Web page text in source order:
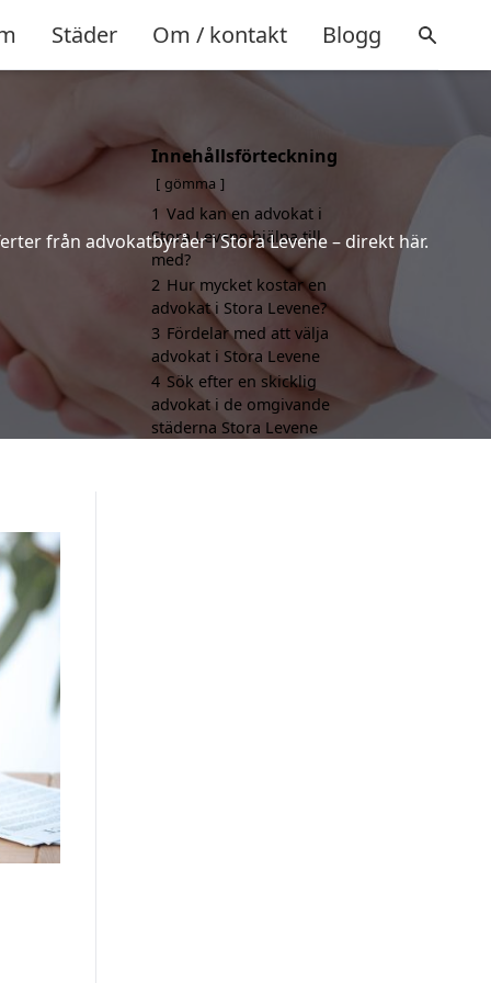
Städer Om / kontakt Blogg
från advokatbyråer i Stora Levene – direkt här.
Innehållsförteckning
gömma
1 Vad kan en advokat i
Stora Levene hjälpa till
med?
2 Hur mycket kostar en
advokat i Stora Levene?
3 Fördelar med att välja
advokat i Stora Levene
4 Sök efter en skicklig
advokat i de omgivande
städerna Stora Levene